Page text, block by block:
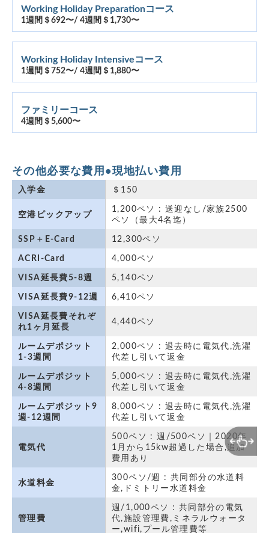
Working Holiday Preparationコース
1週間＄692〜/ 4週間＄1,730〜
Working Holiday Intensiveコース
1週間＄752〜/ 4週間＄1,880〜
ファミリーコース
4週間＄5,600〜
その他必要な費用•現地払い費用
入学金 ＄150
空港ピックアップ
1,200ペソ : 送迎なし/家族2500
ペソ（最大4名迄）
SSP＋E-Card 12,300ペソ
ACRI-Card 4,000ペソ
VISA延長費5-8週 5,140ペソ
VISA延長費9-12週 6,410ペソ
VISA延長費それぞ
れ1ヶ月延長
4,440ペソ
ルームデポジット
1-3週間
2,000ペソ : 退去時に電気代,洗濯
代差し引いて返金
ルームデポジット
4-8週間
5,000ペソ : 退去時に電気代,洗濯
代差し引いて返金
ルームデポジット9
週-12週間
8,000ペソ : 退去時に電気代,洗濯
代差し引いて返金
電気代
500ペソ : 週/500ペソ｜2020年
1月から15kw超過した場合,追加
費用あり
水道料金
300ペソ/週 : 共同部分の水道料
金,ドミトリー水道料金
管理費
週/1,000ペソ : 共同部分の電気
代,施設管理費,ミネラルウォータ
ー,wifi,プール管理費等